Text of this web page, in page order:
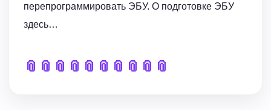
перепрограммировать ЭБУ. О подготовке ЭБУ
здесь…
📎 📎 📎 📎 📎 📎 📎 📎 📎 📎